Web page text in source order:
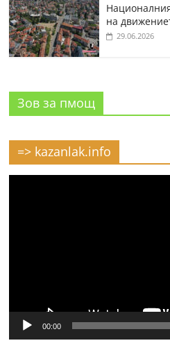
на
29.06.2026
Зов за пмощ
=> kazanlak.info
00:00